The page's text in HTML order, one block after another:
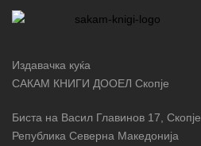
Издавачка куќа
САКАМ КНИГИ ДООЕЛ Скопје
Биста на Васил Главинов 17, Скопје,
Република Северна Македонија